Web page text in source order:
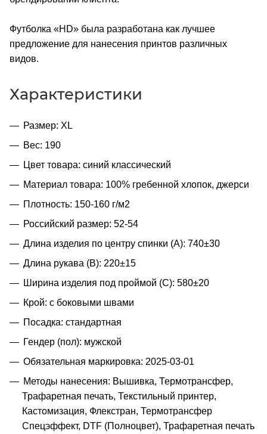
Футболка «HD» была разработана как лучшее
предложение для нанесения принтов различных
видов.
Характеристики
Размер: XL
Вес: 190
Цвет товара: синий классический
Материал товара: 100% гребенной хлопок, джерси
Плотность: 150-160 г/м2
Российский размер: 52-54
Длина изделия по центру спинки (A): 740±30
Длина рукава (B): 220±15
Ширина изделия под проймой (С): 580±20
Крой: с боковыми швами
Посадка: стандартная
Гендер (пол): мужской
Обязательная маркировка: 2025-03-01
Методы нанесения: Вышивка, Термотрансфер,
Трафаретная печать, Текстильный принтер,
Кастомизация, Флекстран, Термотрансфер
Спецэффект, DTF (Полноцвет), Трафаретная печать